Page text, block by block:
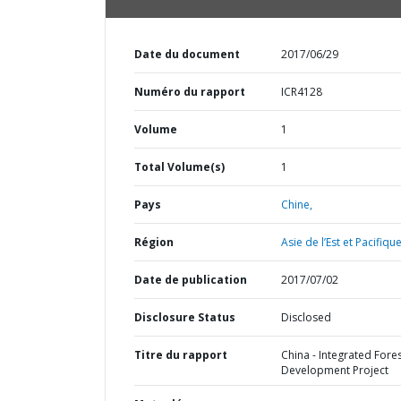
Date du document 2017/06/29
Numéro du rapport ICR4128
Volume 1
Total Volume(s) 1
Pays Chine,
Région Asie de l’Est et
Date de publication 2017/07/02
Disclosure Status Disclosed
Titre du rapport
China - Integrated
Development Project